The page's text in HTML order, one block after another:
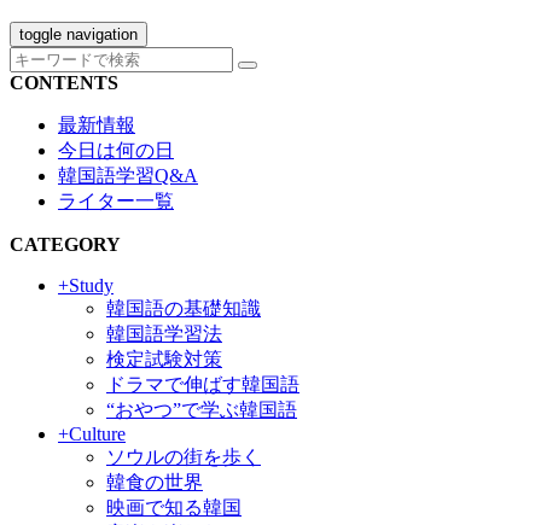
toggle navigation
CONTENTS
最新情報
今日は何の日
韓国語学習Q&A
ライター一覧
CATEGORY
+Study
韓国語の基礎知識
韓国語学習法
検定試験対策
ドラマで伸ばす韓国語
“おやつ”で学ぶ韓国語
+Culture
ソウルの街を歩く
韓食の世界
映画で知る韓国